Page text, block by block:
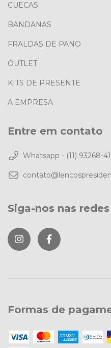
CUECAS
BANDANAS
FRALDAS DE PANO
OUTLET
KITS DE PRESENTE
A EMPRESA
Entre em contato
Whatsapp - (11) 93268-
Siga-nos nas
Formas de